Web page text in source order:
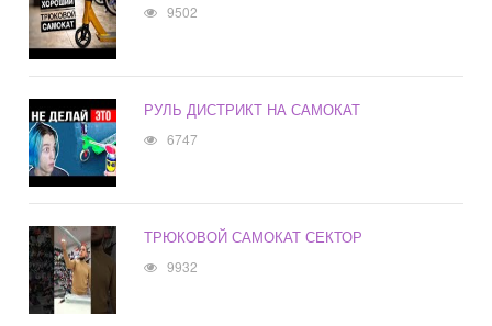
9502
РУЛЬ ДИСТРИКТ НА САМОКАТ
6747
ТРЮКОВОЙ САМОКАТ СЕКТОР
9932